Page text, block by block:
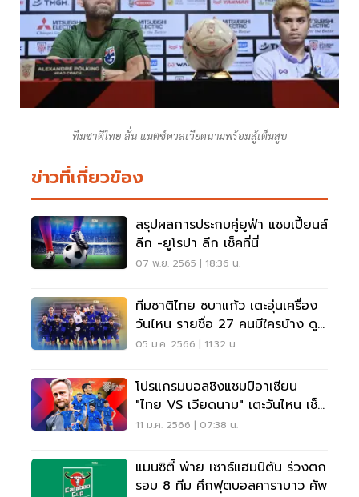
ทีมชาติไทย ลั่น แมตซ์ดวลเวียดนามพร้อมสู้เต็มสูบ
ข่าวที่เกี่ยวข้อง
สรุปผลการประกบคู่ยูฟ่า แชมเปี้ยนส์
ลีก -ยูโรปา ลีก เช็คที่นี่
07 พ.ย. 2565 | 18:36 น.
ทีมชาติไทย ชบาแก้ว เตะอุ่นเครื่อง
วันไหน รายชื่อ 27 คนมีใครบ้าง ดู
เลย
05 ม.ค. 2566 | 11:32 น.
โปรแกรมบอลชิงแชมป์อาเซียน
"ไทย VS เวียดนาม" เตะวันไหน เช็ค
เลย
11 ม.ค. 2566 | 07:38 น.
แมนซิตี้ พ่าย เซาธ์แฮมป์ตัน ร่วงตก
รอบ 8 ทีม ศึกฟุตบอลคาราบาว คัพ